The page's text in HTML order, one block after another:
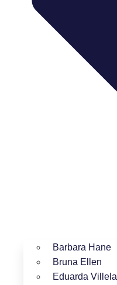
Barbara Hane
Bruna Ellen
Eduarda Villela